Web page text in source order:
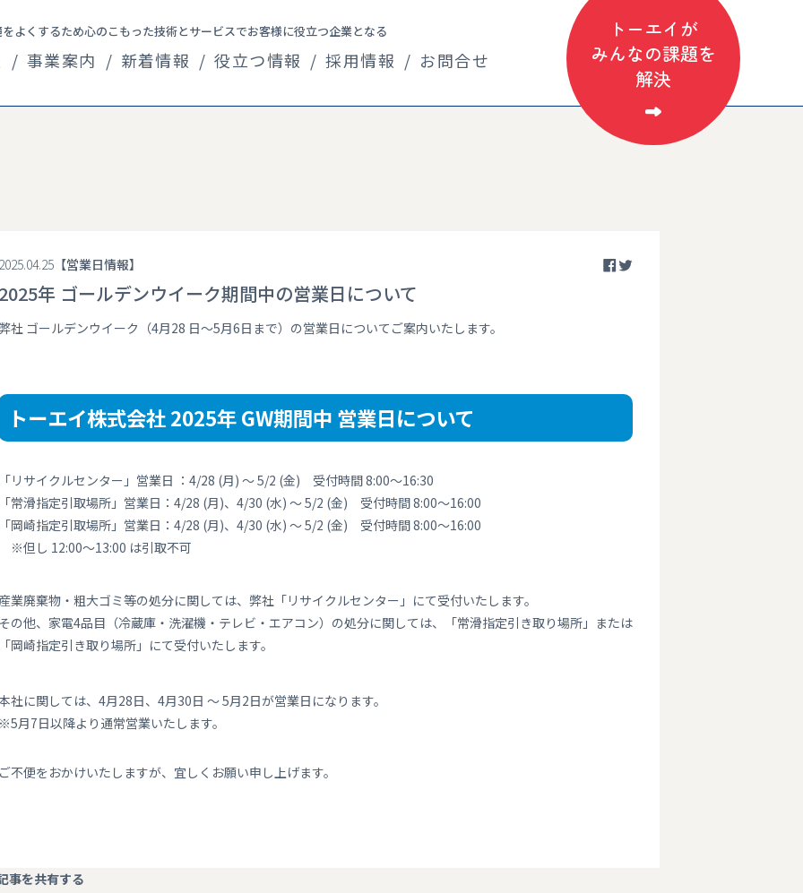
よくするため心のこもった技術とサービスでお客様に役立つ企業となる
事業案内 新着情報 役立つ情報 採用情報 お問合せ
トーエイが
みんなの課題を
解決
2025.04.25 営業日情報
2025年 ゴールデンウイーク期間中の営業日について
社 ゴールデンウイーク（4月28 日～5月6日まで）の営業日についてご案内いたします。
トーエイ株式会社 2025年 GW期間中 営業日について
「リサイクルセンター」営業日 ：4/28 (月) ～ 5/2 (金) 受付時間 8:00～16:30
「常滑指定引取場所」営業日：4/28 (月)、4/30 (水) ～ 5/2 (金) 受付時間 8:00～16:00
「岡崎指定引取場所」営業日：4/28 (月)、4/30 (水) ～ 5/2 (金) 受付時間 8:00～16:00
※但し 12:00～13:00 は引取不可
産業廃棄物・粗大ゴミ等の処分に関しては、弊社「リサイクルセンター」にて受付いたします。
その他、家電4品目（冷蔵庫・洗濯機・テレビ・エアコン）の処分に関しては、「常滑指定引き取り場所」または
「岡崎指定引き取り場所」にて受付いたします。
社に関しては、4月28日、4月30日 ～ 5月2日が営業日になります。
※5月7日以降より通常営業いたします。
ご不便をおかけいたしますが、宜しくお願い申し上げます。
事を共有する
事業案内
新着情報